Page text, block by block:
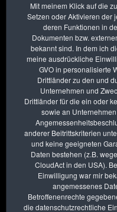
Mit meinem Klick auf die
Setzen oder Aktivieren der
deren Funktionen in
Dokumenten bzw.
bekannt sind. In dem ich
meine ausdrückliche
GVO in personalisierte
Drittländer zu den und
Unternehmen und
Drittländer für die ein oder
sowie an
anderer Beitrittskriterien
und keine geeigneten
Daten bestehen (z.B.
CloudAct in den USA).
Einwilligung war mir
angemessenes
Betroffenenrechte
die datenschutzrechtliche